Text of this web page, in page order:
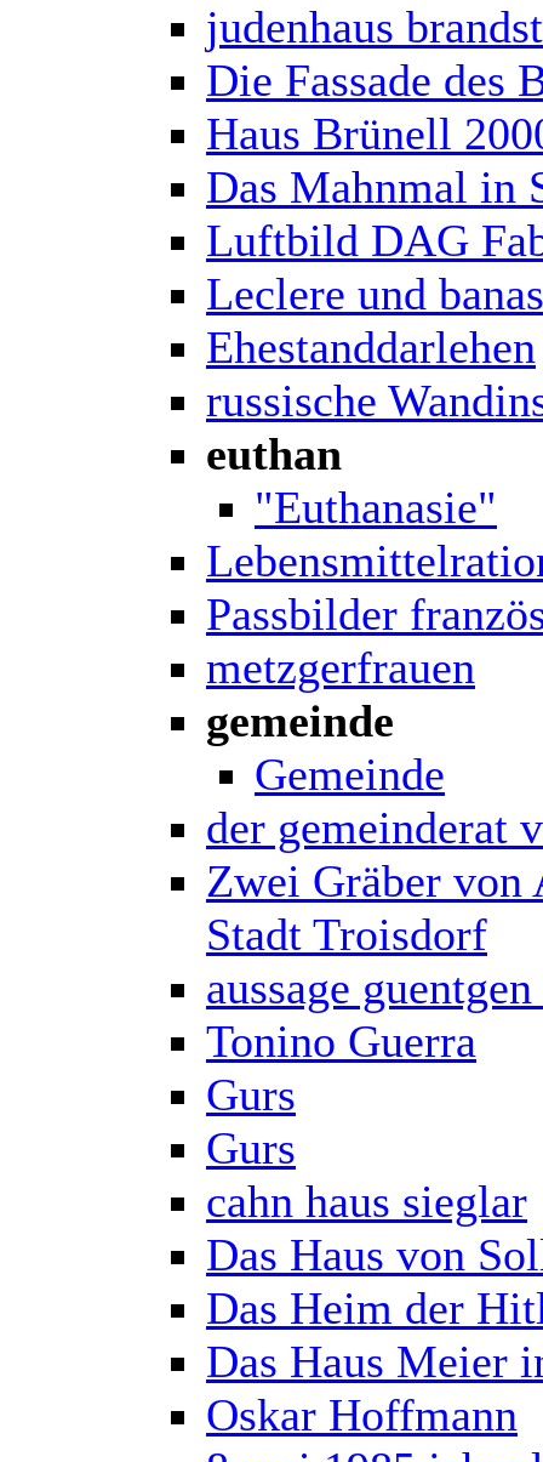
judenhaus
Die Fassade des
Haus Brünell
Das Mahnmal in
Luftbild DAG
Leclere und
Ehestanddarlehen
russische
euthan
"Euthanasie"
Passbilder
metzgerfrauen
gemeinde
Gemeinde
der gemeinderat
Zwei Gräber von
Stadt Troisdorf
aussage
Tonino Guerra
Gurs
Gurs
cahn haus sieglar
Das Haus von
Das Heim der
Das Haus Meier
Oskar Hoffmann